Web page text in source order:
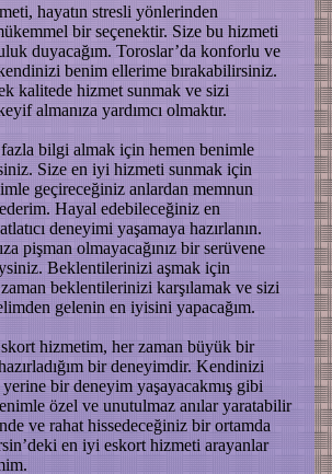
hayatın stresli yönlerinden
bir seçenektir. Size bu hizmeti
duyacağım. Toroslar’da konforlu ve
benim ellerime bırakabilirsiniz.
kalitede hizmet sunmak ve sizi
almanıza yardımcı olmaktır.
bilgi almak için hemen benimle
Size en iyi hizmeti sunmak için
geçireceğiniz anlardan memnun
Hayal edebileceğiniz en
deneyimi yaşamaya hazırlanın.
pişman olmayacağınız bir serüvene
Beklentilerinizi aşmak için
beklentilerinizi karşılamak ve sizi
gelenin en iyisini yapacağım.
hizmetim, her zaman büyük bir
bir deneyimdir. Kendinizi
bir deneyim yaşayacakmış gibi
özel ve unutulmaz anılar yaratabilir
ve rahat hissedeceğiniz bir ortamda
en iyi eskort hizmeti arayanlar